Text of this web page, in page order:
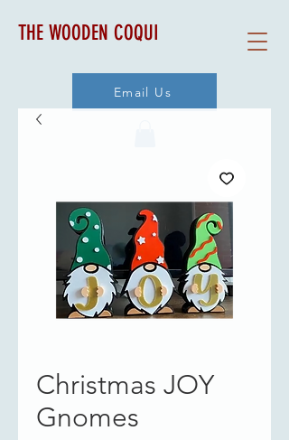
THE WOODEN COQUI
Email Us
Christmas JOY
Gnomes